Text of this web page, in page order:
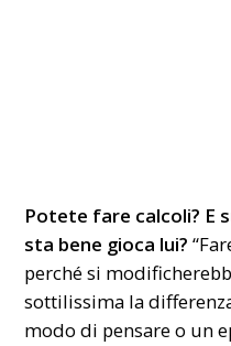
Potete fare calcoli? E
sta bene gioca lui?
perché si
sottilissima la
modo di pensare o un